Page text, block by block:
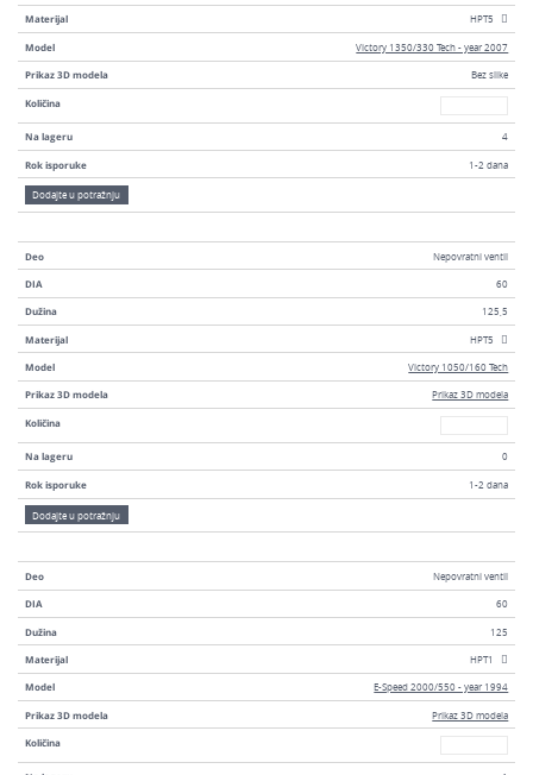
Materijal HPT5
Model Victory 1350/330 Tech - year 2007
Prikaz 3D modela Bez slike
Količina
Na lageru 4
Rok isporuke 1-2 dana
Dodajte u potražnju
Deo Nepovratni ventil
DIA 60
Dužina 125,5
Materijal HPT5
Model Victory 1050/160 Tech
Prikaz 3D modela Prikaz 3D modela
Količina
Na lageru 0
Rok isporuke 1-2 dana
Dodajte u potražnju
Deo Nepovratni ventil
DIA 60
Dužina 125
Materijal HPT1
Model E-Speed 2000/550 - year 1994
Prikaz 3D modela Prikaz 3D modela
Količina